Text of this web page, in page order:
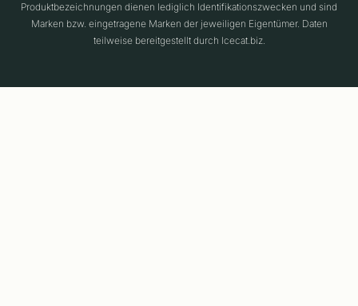
Produktbezeichnungen dienen lediglich Identifikationszwecken und sind
Marken bzw. eingetragene Marken der jeweiligen Eigentümer. Daten
teilweise bereitgestellt durch Icecat.biz.